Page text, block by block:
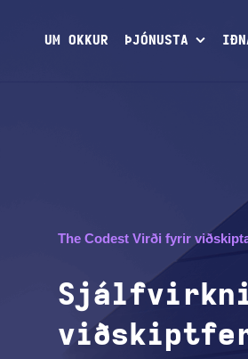
UM OKKUR ÞJÓNUSTA
The Codest Virði fyrir